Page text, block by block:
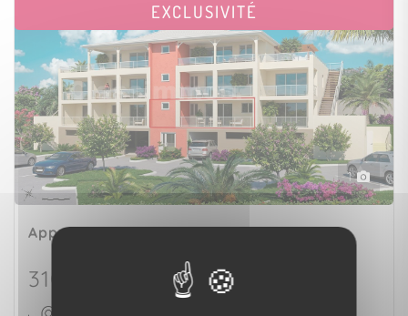
EXCLUSIVITÉ
1
AppartementLE LAMENTIN (97232)
310 500 €